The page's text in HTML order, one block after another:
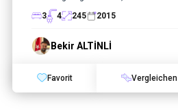
3
4 245 2015
Bekir ALTİNLİ
Favorit Vergleichen